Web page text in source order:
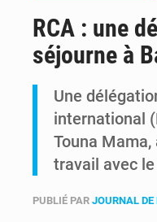
RCA : une
séjourne à
Une
international
Touna
travail avec
PUBLIÉ PAR JOURNAL DE